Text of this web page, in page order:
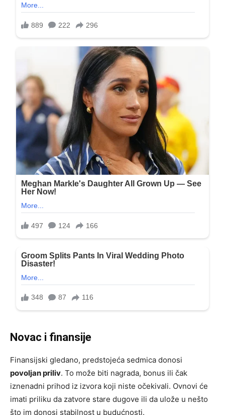
Novac i finansije
Finansijski gledano, predstojeća sedmica donosi
povoljan priliv. To može biti nagrada, bonus ili čak
iznenadni prihod iz izvora koji niste očekivali. Ovnovi će
imati priliku da zatvore stare dugove ili da ulože u nešto
što im donosi stabilnost u budućnosti.